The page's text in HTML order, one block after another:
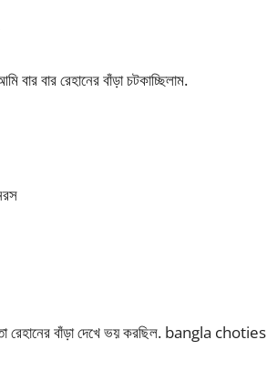
বার রেহানের বাঁড়া চটকাচ্ছিলাম.
রেহানের বাঁড়া দেখে ভয় করছিল. bangla choties